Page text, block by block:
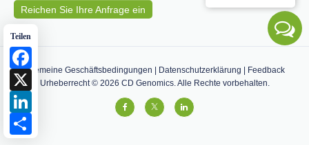
Teilen
Reichen Sie Ihre Anfrage ein
Allgemeine Geschäftsbedingungen Datenschutzerklärung
Feedback
Urheberrecht © 2026 CD Genomics. Alle Rechte vorbehalten.